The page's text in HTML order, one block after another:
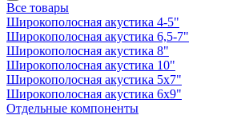
Все товары
Широкополосная акустика 4-5"
Широкополосная акустика 6,5-7"
Широкополосная акустика 8"
Широкополосная акустика 10"
Широкополосная акустика 5х7"
Широкополосная акустика 6х9"
Отдельные компоненты